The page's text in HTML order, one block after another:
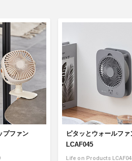
プファン
ピタッとウォールファ
LCAF045
Life on Products